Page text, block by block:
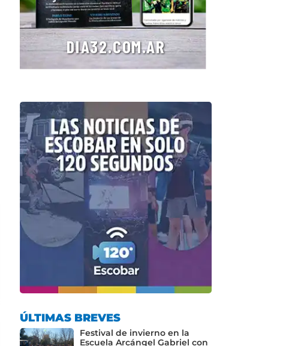
ÚLTIMAS BREVES
Festival de invierno en la
Escuela Arcángel Gabriel con